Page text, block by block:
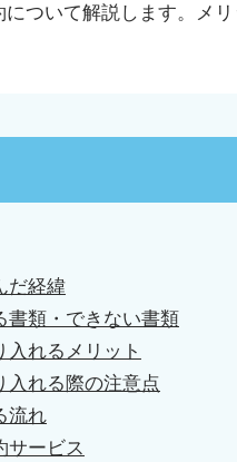
ついて解説します。メ
だ経緯
書類・できない書類
れるメリット
入れる際の注意点
流れ
サービス